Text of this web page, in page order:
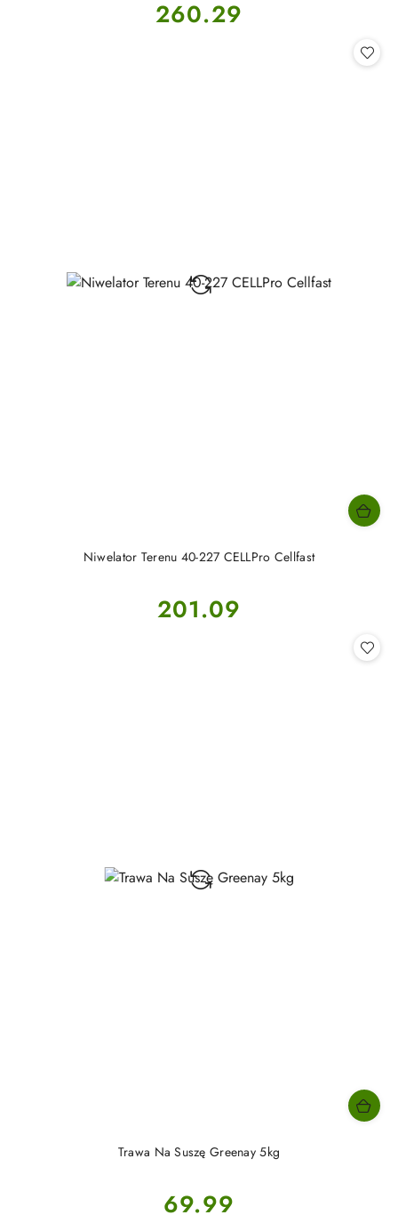
Cena:
260.29
Niwelator Terenu 40-227 CELLPro Cellfast
Cena:
201.09
Trawa Na Suszę Greenay 5kg
Cena:
69.99